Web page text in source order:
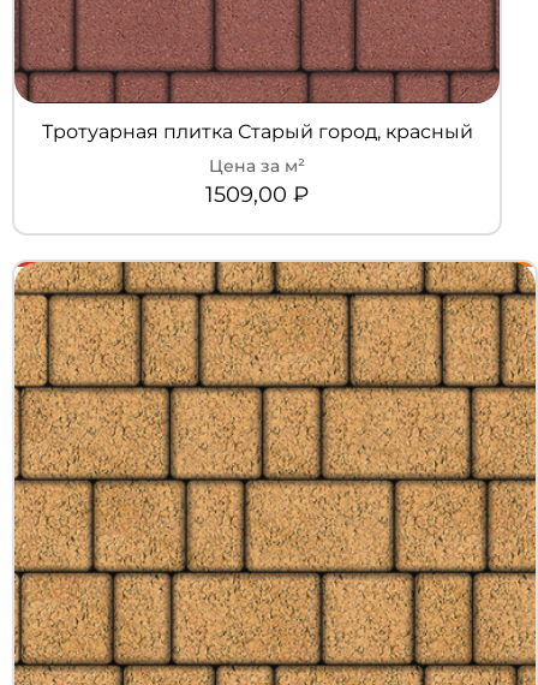
+7 (3452) 600-302
Телефон
zakaz@kedr.agency
Тротуарная плитка Старый город, красный
1509,00 ₽